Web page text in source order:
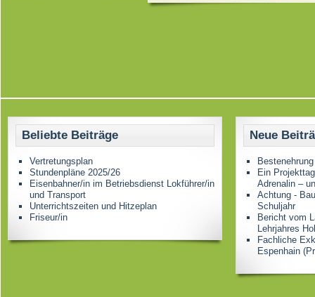
Beliebte Beiträge
Vertretungsplan
Stundenpläne 2025/26
Eisenbahner/in im Betriebsdienst Lokführer/in
und Transport
Unterrichtszeiten und Hitzeplan
Friseur/in
Neue
Ein
Adrenalin –
Achtung -
Schuljahr
Bericht vom
Lehrjahres
Fachliche
Espenhain